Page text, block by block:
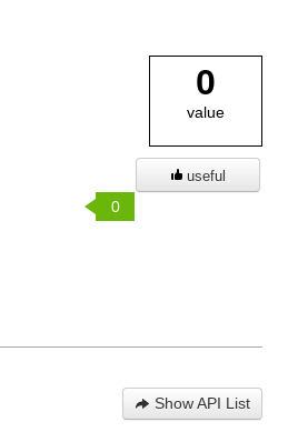
0
value
useful
0
Show API List